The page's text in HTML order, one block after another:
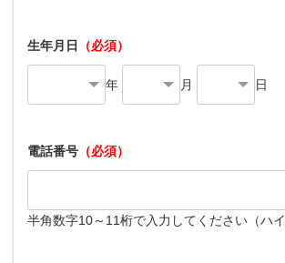
生年月日 （必須）
年 月 日
電話番号 （必須）
半角数字10～11桁で入力してください（ハイ